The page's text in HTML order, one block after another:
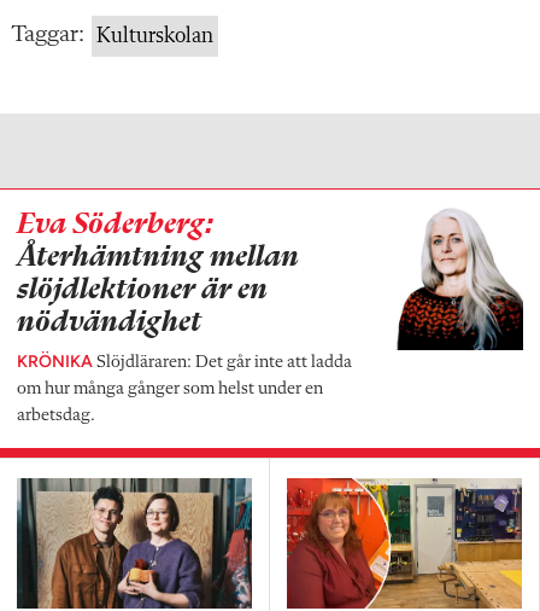
Taggar: Kulturskolan
Eva Söderberg:
Återhämtning mellan
slöjdlektioner är en
nödvändighet
KRÖNIKA Slöjdläraren: Det går inte att ladda
om hur många gånger som helst under en
arbetsdag.